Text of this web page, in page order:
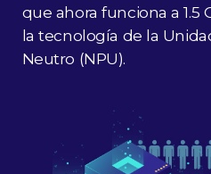
que ahora funciona a 1.5
la tecnología de la
Neutro (NPU).